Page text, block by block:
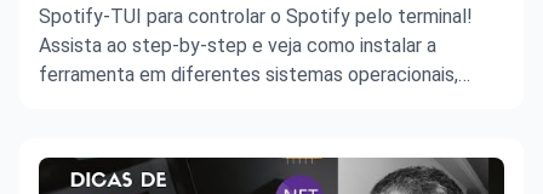
Spotify-TUI para controlar o Spotify pelo terminal!
Assista ao step-by-step e veja como instalar a
ferramenta em diferentes sistemas operacionais,
curte automação e ...